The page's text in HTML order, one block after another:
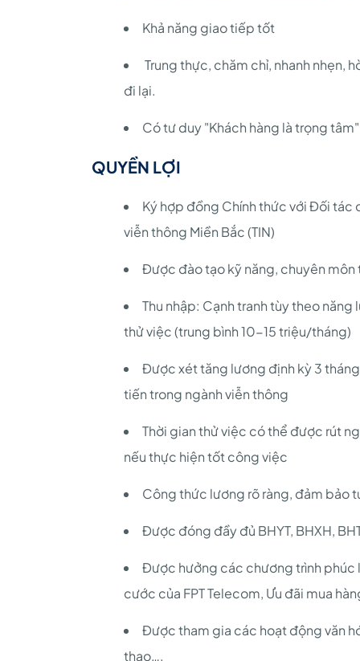
Khả năng giao tiếp tốt
Trung thực, chăm chỉ, nhanh nhẹn,
đi lại.
Có tư duy "Khách hàng là trọng
QUYỀN LỢI
Ký hợp đồng Chính thức với Đối tác
viễn thông Miền Bắc (TIN)
Được đào tạo kỹ năng, chuyên môn
Thu nhập: Cạnh tranh tùy theo
thử việc (trung bình 10-15 triệu/tháng)
Được xét tăng lương định kỳ 3
tiến trong ngành viễn thông
Thời gian thử việc có thể được rút
nếu thực hiện tốt công việc
Công thức lương rõ ràng, đảm bảo
Được đóng đầy đủ BHYT, BHXH,
Được hưởng các chương trình phúc
cước của FPT Telecom, Ưu đãi mua
Được tham gia các hoạt động văn
thao….